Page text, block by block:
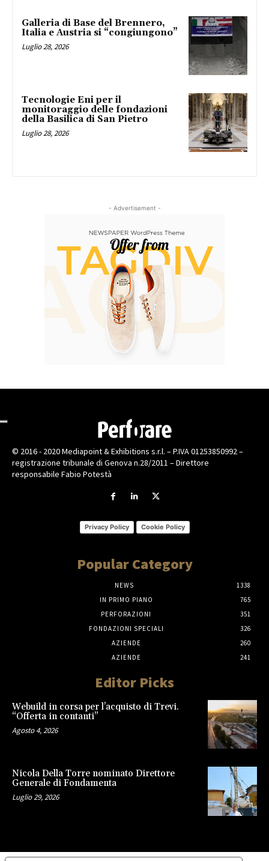
Galleria di Base del Brennero,
Italia e Austria si “congiungono”
Luglio 28, 2026
Tecnologie Eni per il
monitoraggio delle fondazioni
della Basilica di San Pietro
Luglio 28, 2026
- Advertisement -
© 2016 - 2020 Mediapoint & Exhibitions s.r.l. – P.IVA 01253850992 –
registrazione tribunale di Genova n.28/2011 – Direttore
responsabile Fabio Potestà
Privacy Policy Cookie Policy
Popular Category
NEWS
1338
IN PRIMO PIANO
765
PERFORAZIONI
351
FONDAZIONI SPECIALI
326
AZIENDE
260
AZIENDE
241
Editor Picks
Webuild in corsa per l’acquisto di Trevi.
“Offerta in contanti”
Agosto 4, 2026
Nicola Della Torre nominato Direttore
Generale di Fondamenta
Luglio 29, 2026